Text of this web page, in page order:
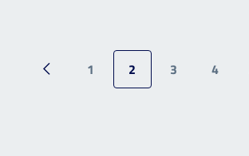
Pagina precedente
1 2 3 4